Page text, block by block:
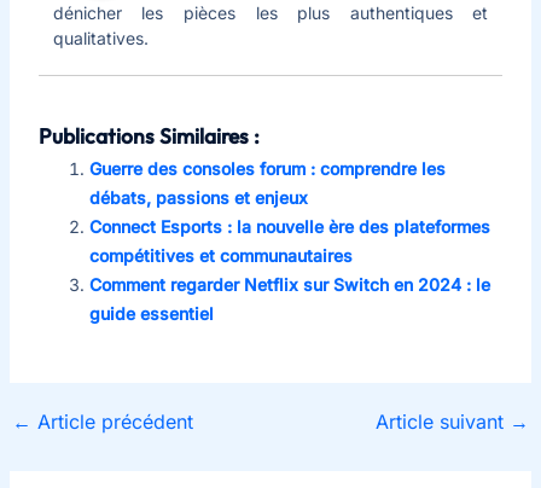
dénicher les pièces les plus authentiques et
qualitatives.
Publications Similaires :
Guerre des consoles forum : comprendre les
débats, passions et enjeux
Connect Esports : la nouvelle ère des plateformes
compétitives et communautaires
Comment regarder Netflix sur Switch en 2024 : le
guide essentiel
← Article précédent Article suivant →